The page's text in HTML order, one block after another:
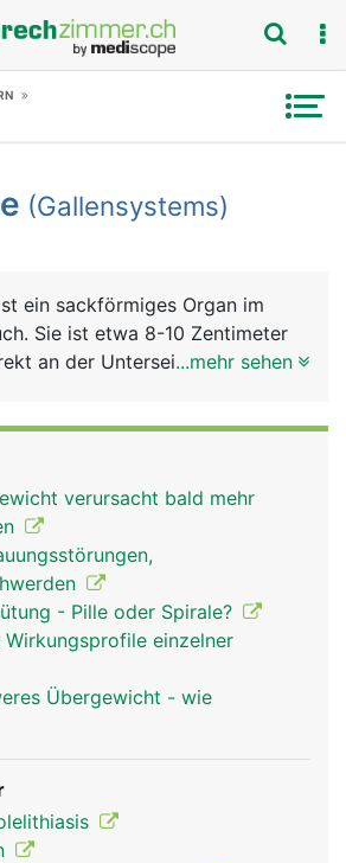
(Gallensystems)
ein sackförmiges Organ im
Sie ist etwa 8-10 Zentimeter
an der Unterseite der Leber.
der Leber sammeln die Galle
den Hauptgallengang dem
Teil davon zweigt in die
wird dort im eingedickten
Sobald Nahrung
den Dünndarm übertritt, zieht
zusammen und gibt die Galle
direkt von der Leber in den
kann, ist die Gallenblase kein
Organ und kann, falls
werden.
...mehr sehen
verursacht bald mehr
- Pille oder Spirale?
Wirkungsprofile einzelner
Übergewicht - wie